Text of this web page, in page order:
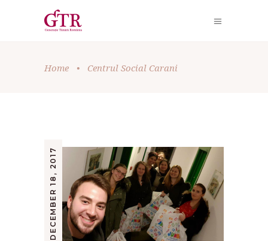
Home • Centrul Social Carani
DECEMBER 18, 2017